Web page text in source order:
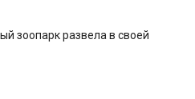
зоопарк развела в своей